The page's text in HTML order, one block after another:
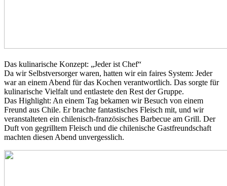
Das kulinarische Konzept: „Jeder ist Chef“
Da wir Selbstversorger waren, hatten wir ein faires System: Jeder
war an einem Abend für das Kochen verantwortlich. Das sorgte für
kulinarische Vielfalt und entlastete den Rest der Gruppe.
Das Highlight: An einem Tag bekamen wir Besuch von einem
Freund aus Chile. Er brachte fantastisches Fleisch mit, und wir
veranstalteten ein chilenisch-französisches Barbecue am Grill. Der
Duft von gegrilltem Fleisch und die chilenische Gastfreundschaft
machten diesen Abend unvergesslich.